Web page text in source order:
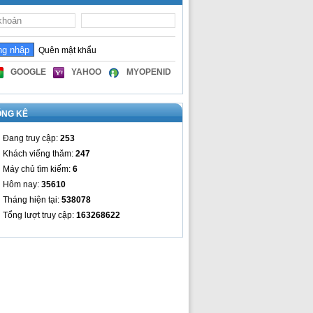
Quên mật khẩu
GOOGLE YAHOO MYOPENID
KÊ
Đang truy cập: 253
Khách viếng thăm: 247
Máy chủ tìm kiếm: 6
Hôm nay: 35610
Tháng hiện tại: 538078
Tổng lượt truy cập: 163268622